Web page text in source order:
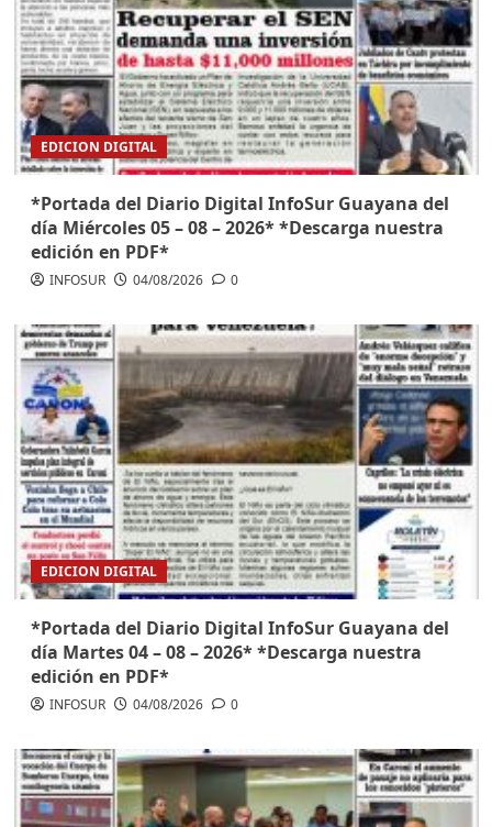
EDICION DIGITAL
*Portada del Diario Digital InfoSur Guayana del
día Miércoles 05 – 08 – 2026* *Descarga nuestra
edición en PDF*
INFOSUR 04/08/2026 0
EDICION DIGITAL
*Portada del Diario Digital InfoSur Guayana del
día Martes 04 – 08 – 2026* *Descarga nuestra
edición en PDF*
INFOSUR 04/08/2026 0